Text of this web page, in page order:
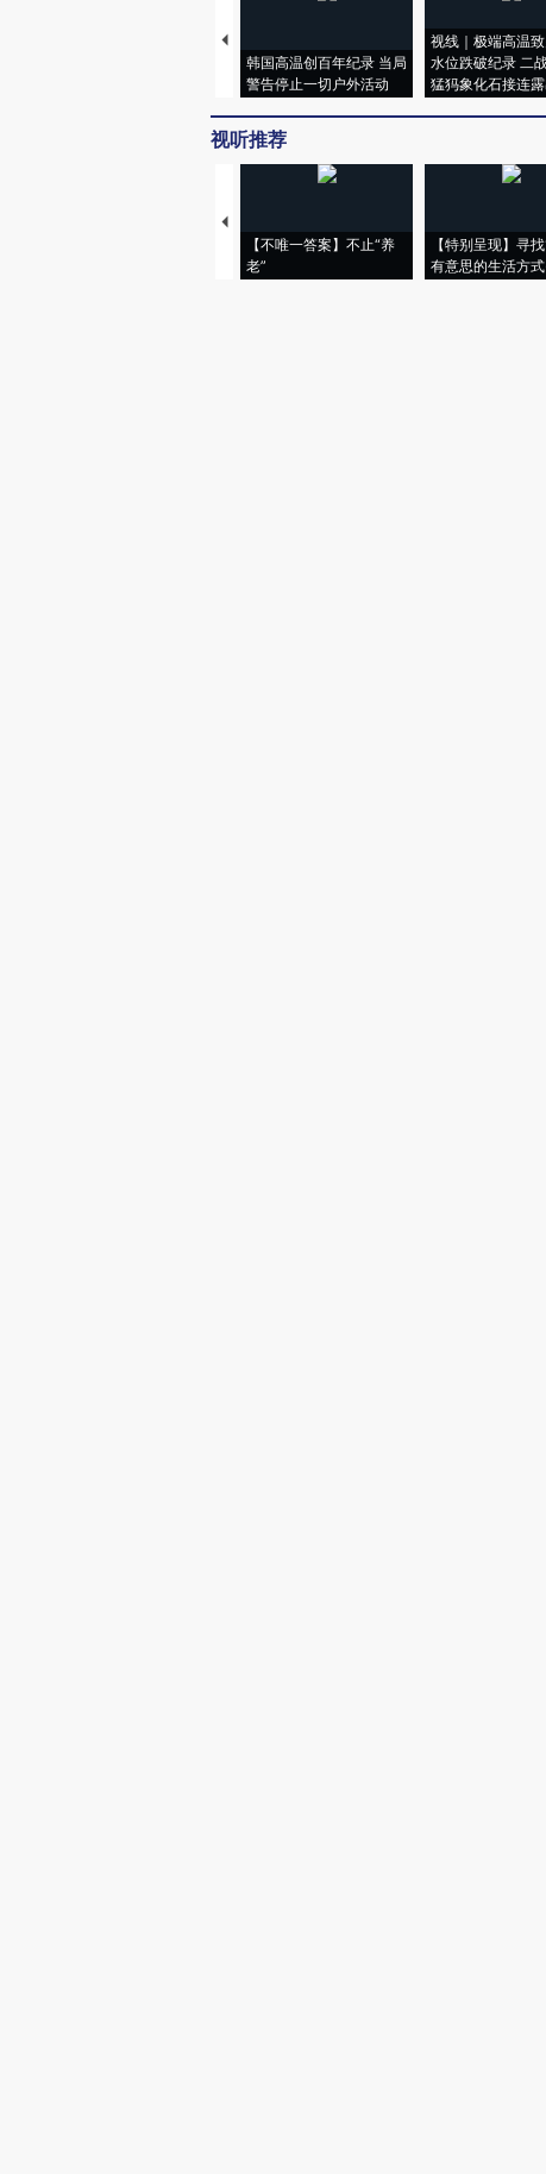
韩国高温创百年纪录 当局
警告停止一切户外活动
视线｜极端高温
水位跌破纪录 二
猛犸象化石接连
视听推荐
【不唯一答案】不止“养
老”
【特别呈现】寻
有意思的生活方式